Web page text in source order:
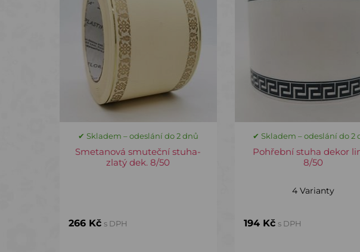
✔ Skladem – odeslání do 2 dnů
Smetanová smuteční stuha-
zlatý dek. 8/50
266 Kč s DPH
✔ Skladem – odeslání do 2
Pohřební stuha dekor
8/50
4 Varianty
194 Kč s DPH